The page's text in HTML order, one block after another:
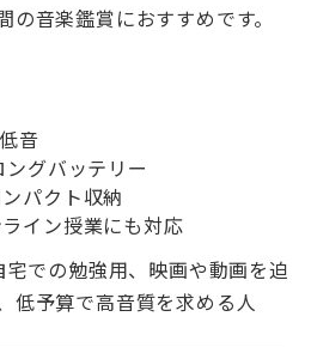
の音楽鑑賞におすすめです。
音
グバッテリー
パクト収納
イン授業にも対応
宅での勉強用、映画や動画を迫
低予算で高音質を求める人